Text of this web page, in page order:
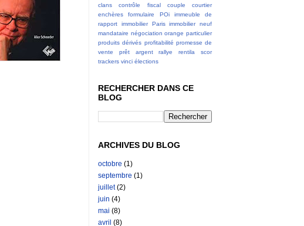
clans
contrôle fiscal couple
courtier
enchères
formulaire POi
immeuble de
rapport
immobilier Paris
immobilier neuf
mandataire négociation orange particulier
produits dérivés profitabilité promesse de
vente
prêt argent rallye rentila
scor
trackers vinci élections
RECHERCHER DANS CE
BLOG
ARCHIVES DU BLOG
octobre (1)
septembre (1)
juillet(2)
juin (4)
mai (8)
avril (8)